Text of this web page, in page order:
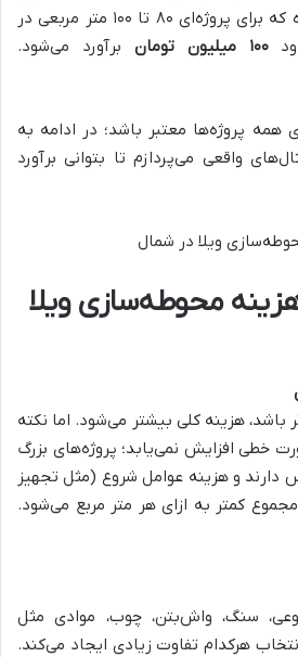
نمونه، در یک گزارش آمده که برای پروژه‌ای ۸۰ تا ۱۰۰ متر مربعی در
۱۰۰ میلیون تومان برآورد می‌شود.
همه پروژه‌ها معتبر باشد؛ در ادامه به
واقعی می‌پردازم تا بتوانی برآورد
محوطه‌سازی ویلا
هزینه کلی بیشتر می‌شود. اما نکته
خطی افزایش نمی‌یابد؛ پروژه‌های بزرگ
دارند و هزینه عوامل شروع (مثل تجهیز
مجموع کمتر به ازای هر متر مربع می‌شود.
سنگ، واش‌بتن، چوب، موادی مثل
هرکدام تفاوت زیادی ایجاد می‌کند.